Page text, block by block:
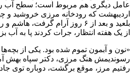
اردیبهشت که رودخانه مرزی خروشید و
از یک هفته انتظار، جرات کردند پا به آب
«نون و آبمون تموم شده بود. یکی از
رسوندیمش هنگ مرزی، دکتر سپاه بهش
رفتیم مرز، موقع برگشت، دوباره توی